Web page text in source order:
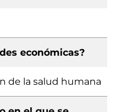
económicas?
de la salud humana